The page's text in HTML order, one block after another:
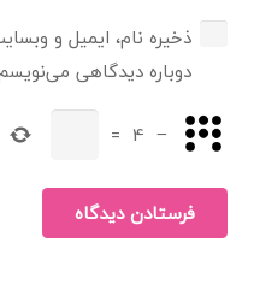
ذخیره نام، ایمیل و
دوباره دیدگاهی
−
4
=
فرستادن دیدگاه